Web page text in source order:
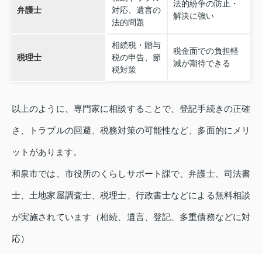
弁護士
対応、遺言の
法的問題
法的紛争の防止・
解決に強い
税理士
相続税・贈与
税の申告、節
税対策
税金面での負担軽
減が期待できる
以上のように、専門家に相談することで、登記手続きの正確
さ、トラブルの回避、税務対策の可能性など、多面的にメリ
ットがあります。
和泉市では、市役所のくらしサポート課で、弁護士、司法書
士、土地家屋調査士、税理士、行政書士などによる無料相談
が実施されています（相続、遺言、登記、多重債務などに対
応）